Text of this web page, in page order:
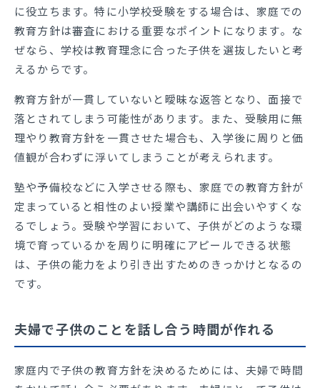
に役立ちます。特に小学校受験をする場合は、家庭での
教育方針は審査における重要なポイントになります。な
ぜなら、学校は教育理念に合った子供を選抜したいと考
えるからです。
教育方針が一貫していないと曖昧な返答となり、面接で
落とされてしまう可能性があります。また、受験用に無
理やり教育方針を一貫させた場合も、入学後に周りと価
値観が合わずに浮いてしまうことが考えられます。
塾や予備校などに入学させる際も、家庭での教育方針が
定まっていると相性のよい授業や講師に出会いやすくな
るでしょう。受験や学習において、子供がどのような環
境で育っているかを周りに明確にアピールできる状態
は、子供の能力をより引き出すためのきっかけとなるの
です。
夫婦で子供のことを話し合う時間が作れる
家庭内で子供の教育方針を決めるためには、夫婦で時間